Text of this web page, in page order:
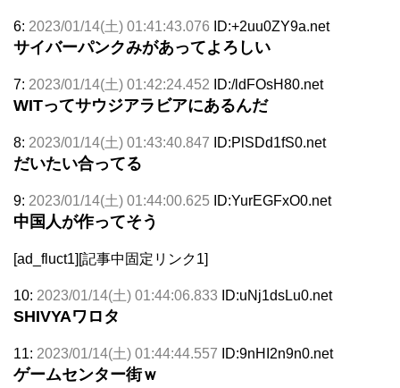
6: 2023/01/14(土) 01:41:43.076 ID:+2uu0ZY9a.net
サイバーパンクみがあってよろしい
7: 2023/01/14(土) 01:42:24.452 ID:/ldFOsH80.net
WITってサウジアラビアにあるんだ
8: 2023/01/14(土) 01:43:40.847 ID:PlSDd1fS0.net
だいたい合ってる
9: 2023/01/14(土) 01:44:00.625 ID:YurEGFxO0.net
中国人が作ってそう
[ad_fluct1][記事中固定リンク1]
10: 2023/01/14(土) 01:44:06.833 ID:uNj1dsLu0.net
SHIVYAワロタ
11: 2023/01/14(土) 01:44:44.557 ID:9nHI2n9n0.net
ゲームセンター街ｗ